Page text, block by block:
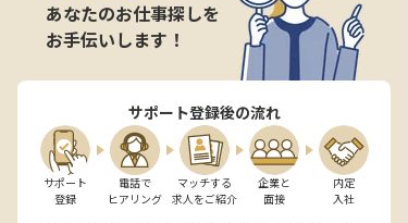
あなたのお仕事探しを
お手伝いします！
サポート登録後の流れ
サポート
登録
電話で
ヒアリング
マッチする
求人をご紹介
企業と
面接
内定
入社